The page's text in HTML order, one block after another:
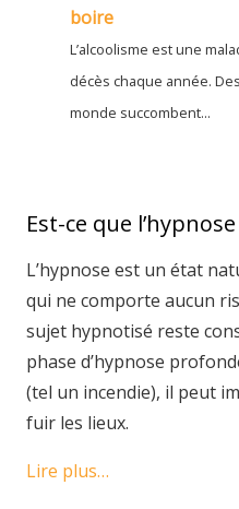
boire
L’alcoolisme est une
décès chaque année.
monde succombent...
Est-ce que
L’hypnose est un état
qui ne comporte aucun
sujet hypnotisé reste
phase d’hypnose
(tel un incendie), il peut
fuir les lieux.
Lire plus…